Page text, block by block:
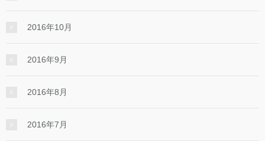
2016年10月
2016年9月
2016年8月
2016年7月